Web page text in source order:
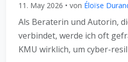
11. May 2026 • von Éloïse
Als Beraterin und Autorin,
verbindet, werde ich oft
KMU wirklich, um cyber-